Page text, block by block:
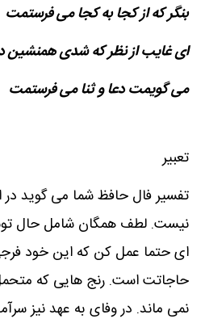
بنگر که از کجا به کجا می فرستمت
ای غایب از نظر که شدی همنشین
می گویمت دعا و ثنا می فرستمت
تعبیر
تفسیر فال حافظ شما می گوید در
نیست. لطف همگان شامل حال
ای حتما عمل کن که این خود
حاجاتت است. رنج هایی که
نمی ماند. در وفای به عهد نیز